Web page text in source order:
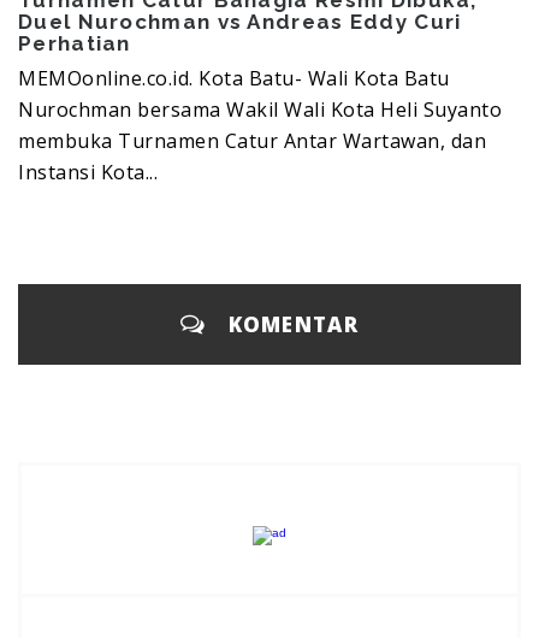
Duel Nurochman vs Andreas Eddy Curi
Perhatian
MEMOonline.co.id. Kota Batu- Wali Kota Batu
Nurochman bersama Wakil Wali Kota Heli Suyanto
membuka Turnamen Catur Antar Wartawan, dan
Instansi Kota...
KOMENTAR